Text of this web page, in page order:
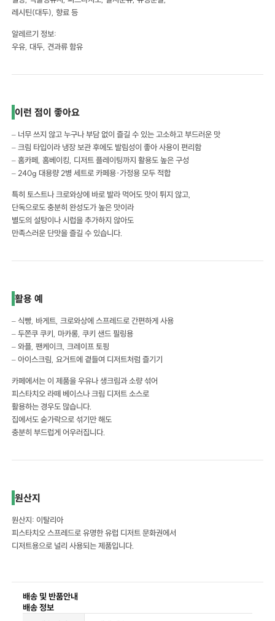
레시틴(대두), 향료 등
알레르기 정보:
우유, 대두, 견과류 함유
이런 점이 좋아요
– 너무 쓰지 않고 누구나 부담 없이 즐길 수 있는 고소하고 부드러운 맛
– 크림 타입이라 냉장 보관 후에도 발림성이 좋아 사용이 편리함
– 홈카페, 홈베이킹, 디저트 플레이팅까지 활용도 높은 구성
– 240g 대용량 2병 세트로 카페용·가정용 모두 적합
특히 토스트나 크로와상에 바로 발라 먹어도 맛이 튀지 않고,
단독으로도 충분히 완성도가 높은 맛이라
별도의 설탕이나 시럽을 추가하지 않아도
만족스러운 단맛을 즐길 수 있습니다.
활용 예
– 식빵, 바게트, 크로와상에 스프레드로 간편하게 사용
– 두쫀쿠 쿠키, 마카롱, 쿠키 샌드 필링용
– 와플, 팬케이크, 크레이프 토핑
– 아이스크림, 요거트에 곁들여 디저트처럼 즐기기
카페에서는 이 제품을 우유나 생크림과 소량 섞어
피스타치오 라떼 베이스나 크림 디저트 소스로
활용하는 경우도 많습니다.
집에서도 숟가락으로 섞기만 해도
충분히 부드럽게 어우러집니다.
원산지
원산지: 이탈리아
피스타치오 스프레드로 유명한 유럽 디저트 문화권에서
디저트용으로 널리 사용되는 제품입니다.
배송 및 반품안내
배송 정보